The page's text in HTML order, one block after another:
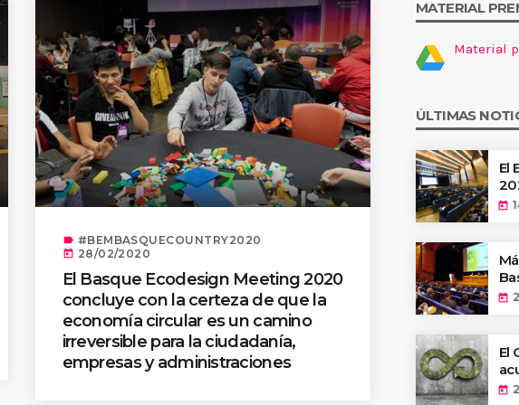
#BEMBASQUECOUNTRY2020 ADMIN
El Basque Ecodesign Meeting 2020
Bilbao los 20 años de liderazgo en
medioambiental de las empresas
label #BEMBASQUECOUNTRY2020
today 28/02/2020
El Basque Ecodesign Meeting 2020
concluye con la certeza de que la
economía circular es un camino
irreversible para la ciudadanía,
empresas y administraciones
MATERIAL
Material
ÚLTIMAS
El
today
en
today
El
today